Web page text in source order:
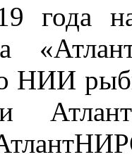
года
НИИ